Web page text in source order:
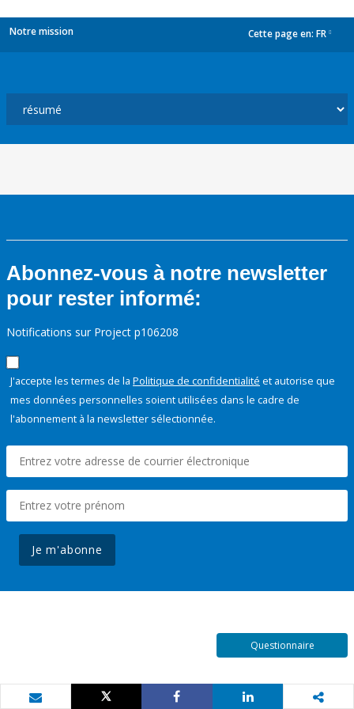
Notre mission Cette page en: FR
Abonnez-vous à notre newsletter
pour rester informé:
Notifications sur Project p106208
J'accepte les termes de la Politique de confidentialité et autorise que
mes données personnelles soient utilisées dans le cadre de
l'abonnement à la newsletter sélectionnée.
Je m'abonne
Questionnaire